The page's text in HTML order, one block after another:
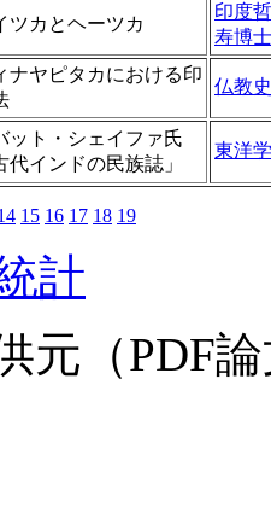
ツカとヘーツカ
印度
寿博
ナヤピタカにおける印
仏教
ット・シェイファ氏
代インドの民族誌」
東洋
15 16 17 18 19
計
元（PDF